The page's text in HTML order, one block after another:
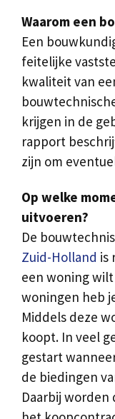
Waarom een
Een
feitelijke
kwaliteit van
krijgen in de
rapport
zijn om
Op welke
uitvoeren?
De
Zuid-Holland is
een woning
woningen heb
Middels deze
koopt. In veel
gestart
de biedingen
Daarbij worden